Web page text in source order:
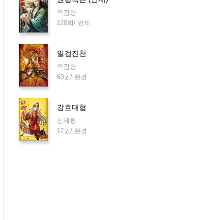
묵검향
120회/ 연재
일검진천
묵검향
60권/ 완결
강호대협
천제황
12권/ 완결